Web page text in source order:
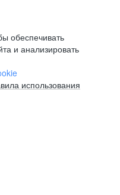
обеспечивать
и анализировать
использования